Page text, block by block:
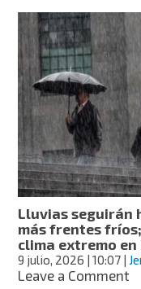
17
Lluvias seguirán
más frentes
clima extremo en
9 julio, 2026 | 10:07 |
Leave a Commenton